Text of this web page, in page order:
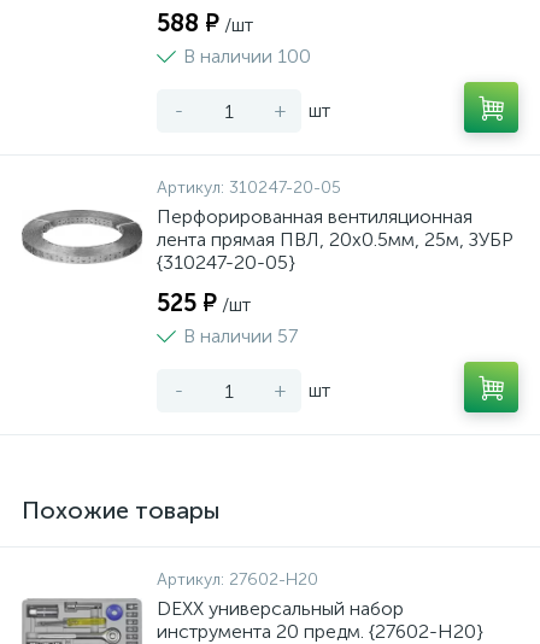
588 ₽ /шт
В наличии 100
- + шт
Артикул: 310247-20-05
Перфорированная вентиляционная
лента прямая ПВЛ, 20х0.5мм, 25м, ЗУБР
{310247-20-05}
525 ₽ /шт
В наличии 57
- + шт
Похожие товары
Артикул: 27602-H20
DEXX универсальный набор
инструмента 20 предм. {27602-H20}